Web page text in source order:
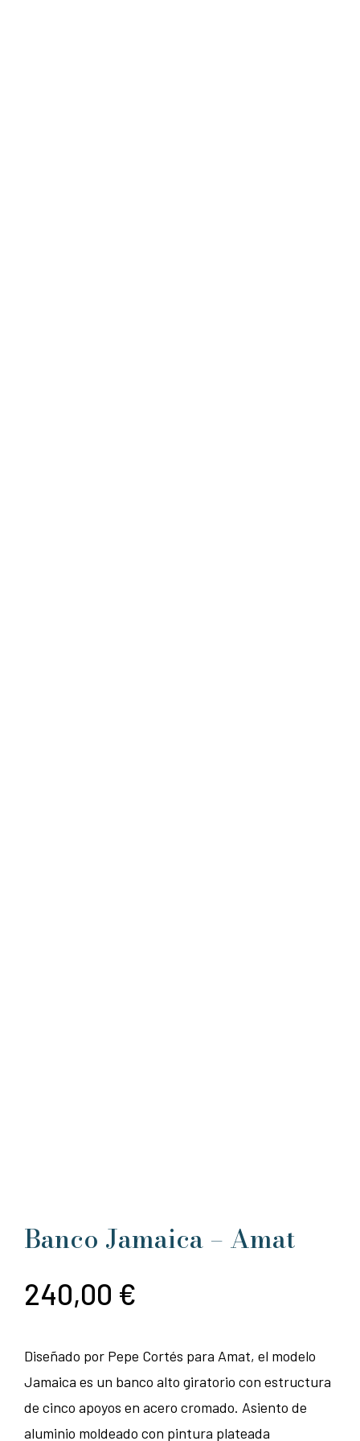
Banco Jamaica – Amat
240,00 €
Diseñado por Pepe Cortés para Amat, el modelo
Jamaica es un banco alto giratorio con estructura
de cinco apoyos en acero cromado. Asiento de
aluminio moldeado con pintura plateada